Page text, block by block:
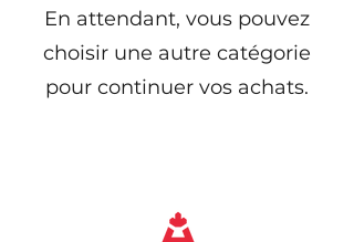
En attendant, vous pouvez
choisir une autre catégorie
pour continuer vos achats.